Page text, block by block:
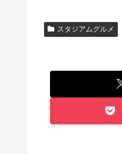
スタジアムグルメ